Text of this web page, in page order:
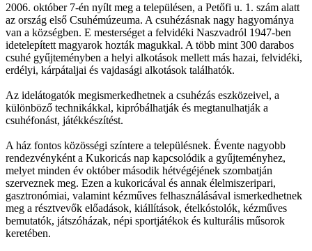
2006. október 7-én nyílt meg a településen, a Petőfi u. 1. szám alatt
az ország első Csuhémúzeuma. A csuhézásnak nagy hagyománya
van a községben. E mesterséget a felvidéki Naszvadról 1947-ben
idetelepített magyarok hozták magukkal. A több mint 300 darabos
csuhé gyűjteményben a helyi alkotások mellett más hazai, felvidéki,
erdélyi, kárpátaljai és vajdasági alkotások találhatók.
Az idelátogatók megismerkedhetnek a csuhézás eszközeivel, a
különböző technikákkal, kipróbálhatják és megtanulhatják a
csuhéfonást, játékkészítést.
A ház fontos közösségi színtere a településnek. Évente nagyobb
rendezvényként a Kukoricás nap kapcsolódik a gyűjteményhez,
melyet minden év október második hétvégéjének szombatján
szerveznek meg. Ezen a kukoricával és annak élelmiszeripari,
gasztronómiai, valamint kézműves felhasználásával ismerkedhetnek
meg a résztvevők előadások, kiállítások, ételkóstolók, kézműves
bemutatók, játszóházak, népi sportjátékok és kulturális műsorok
keretében.